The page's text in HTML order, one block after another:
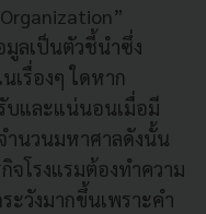
มูลเป็นตัวชี้นำซึ่ง
เรื่องๆ ใดหาก
บและแน่นอนเมื่อมี
ำนวนมหาศาลดังนั้น
จโรงแรมต้องทำความ
ะวังมากขึ้นเพราะคำ